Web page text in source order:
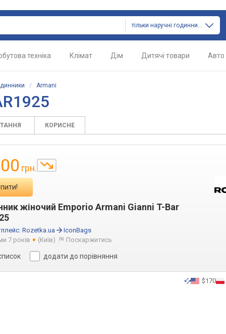
тільки наручні годинники
техніка Клімат Дім Дитячі товари Авто
/ Armani
КОРИСНЕ
грн.
жіночий Emporio Armani Gianni T-Bar
Rozetka.ua
IconBags
7 років
(Київ) Поскаржитись
додати до порівняння
$170